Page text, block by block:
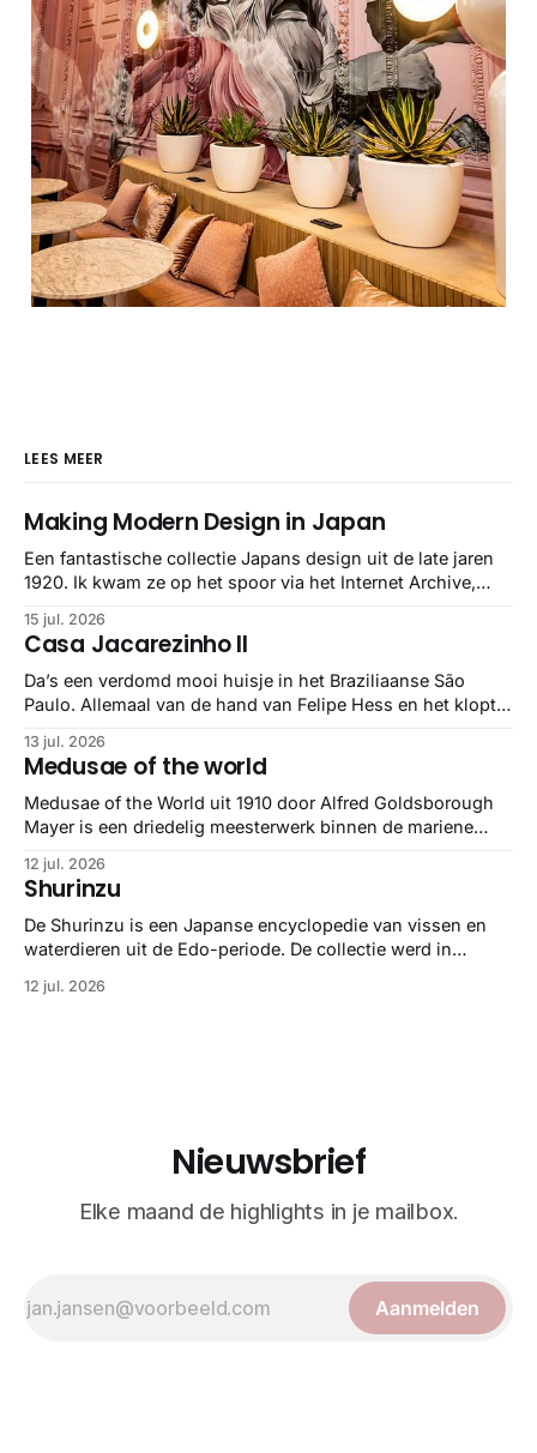
LEES MEER
Making Modern Design in Japan
Een fantastische collectie Japans design uit de late jaren
1920. Ik kwam ze op het spoor via het Internet Archive,
gebundeld in een: boek ✨ Daarin hebben ze alle scans een
stuk netter getrokken, maar op deze manier vind ik ze er
minstens
15 jul. 2026
Casa Jacarezinho II
Da’s een verdomd mooi huisje in het Braziliaanse São
Paulo. Allemaal van de hand van Felipe Hess en het klopt
13 jul. 2026
Medusae of the world
Medusae of the World uit 1910 door Alfred Goldsborough
Mayer is een driedelig meesterwerk binnen de mariene
gedetailleerd overzicht van kwallensoorten en hun
taxonomie. Het boek staat bekend om de combinatie van
strikte wetenschap met prachtige, handgetekende
illustraties en kleurendrukplaten van Mayer zelf.
12 jul. 2026
Shurinzu
De Shurinzu is een Japanse encyclopedie van vissen en
waterdieren uit de Edo-periode. De collectie werd in
bekend om verfijnde technieken en bijna driedimensionale
12 jul. 2026
Nieuwsbrief
Elke maand de highlights in je mailbox.
Aanmelden